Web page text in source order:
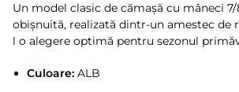
Un model clasic de cămașă cu mâneci
obișnuită, realizată dintr-un amestec de
l o alegere optimă pentru sezonul
Culoare:ALB